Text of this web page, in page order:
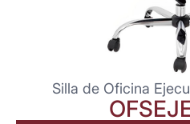
Silla de Oficina